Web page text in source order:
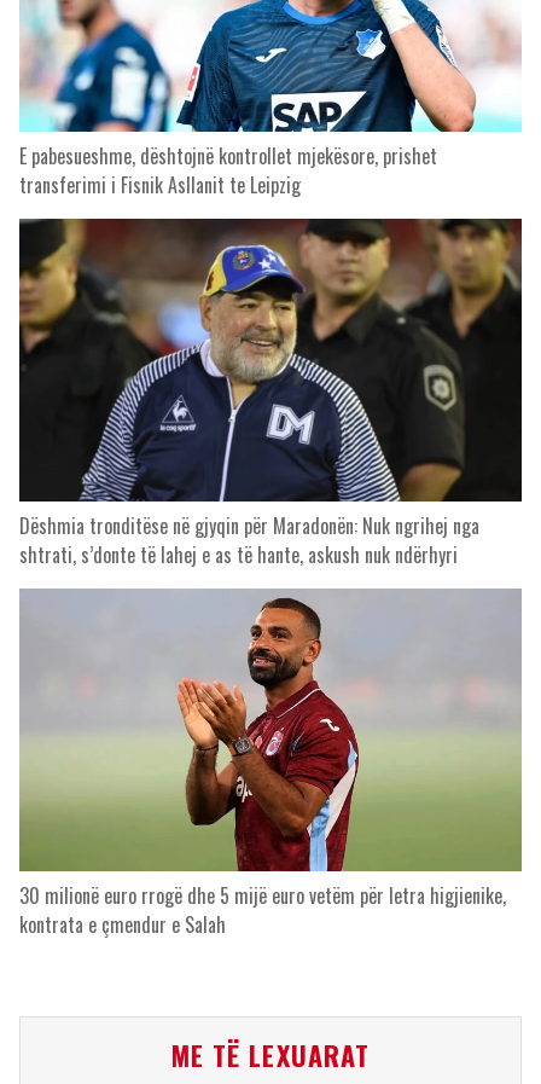
E pabesueshme, dështojnë kontrollet mjekësore, prishet
transferimi i Fisnik Asllanit te Leipzig
Dëshmia tronditëse në gjyqin për Maradonën: Nuk ngrihej nga
shtrati, s’donte të lahej e as të hante, askush nuk ndërhyri
30 milionë euro rrogë dhe 5 mijë euro vetëm për letra higjienike,
kontrata e çmendur e Salah
ME TË LEXUARAT